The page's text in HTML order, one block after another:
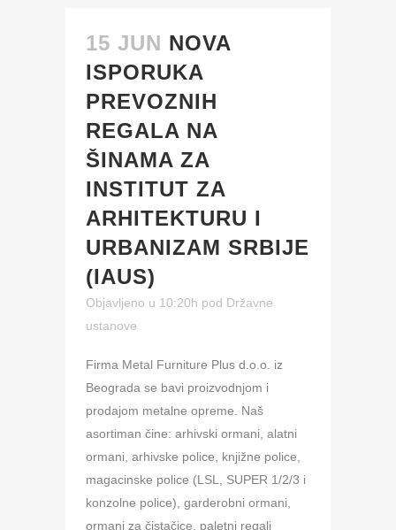
15 JUN NOVA
ISPORUKA
PREVOZNIH
REGALA NA
ŠINAMA ZA
INSTITUT ZA
ARHITEKTURU I
URBANIZAM SRBIJE
(IAUS)
Objavljeno u 10:20h pod Državne
ustanove
Firma Metal Furniture Plus d.o.o. iz
Beograda se bavi proizvodnjom i
prodajom metalne opreme. Naš
asortiman čine: arhivski ormani, alatni
ormani, arhivske police, knjižne police,
magacinske police (LSL, SUPER 1/2/3 i
konzolne police), garderobni ormani,
ormani za čistačice, paletni regali